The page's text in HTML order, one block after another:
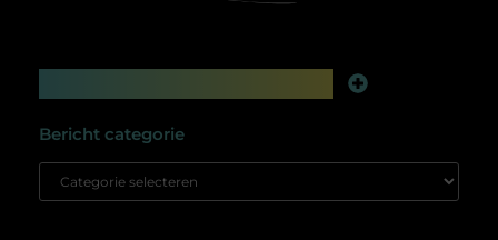
Bericht categorie